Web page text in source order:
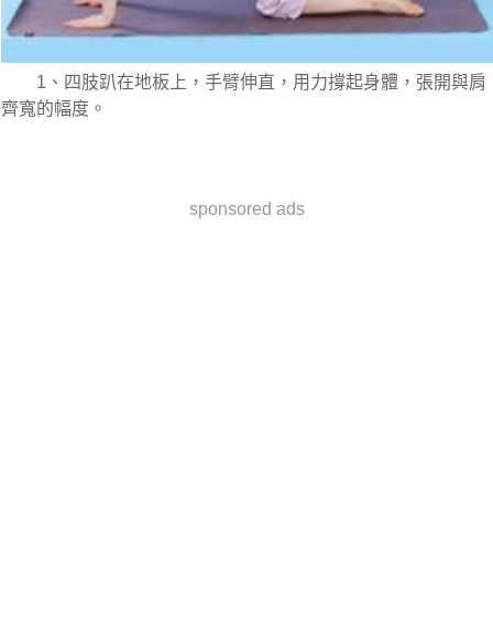
1、四肢趴在地板上，手臂伸直，用力撐起身體，張開與肩
齊寬的幅度。
sponsored ads